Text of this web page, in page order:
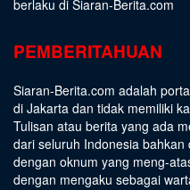
berlaku di Siaran-Berita.com
PEMBERITAHUAN
Siaran-Berita.com adalah
di Jakarta dan tidak memiliki
Tulisan atau berita yang ada
dari seluruh Indonesia
dengan oknum yang meng-
dengan mengaku sebagai